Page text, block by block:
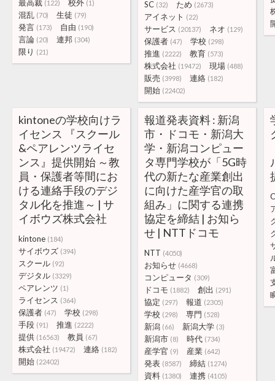
最高裁 (122) 校外 (1)
混乱 (70) 生徒 (79)
発言 (173) 自由 (190)
言論 (20) 連邦 (304)
限り (21)
SC (32) ため (2673)
アイネット (22)
サービス (20137) ネオ (129)
保護者 (47) 学校 (298)
推進 (2222) 教育 (573)
株式会社 (19472) 現場 (488)
販売 (3998) 連絡 (182)
開始 (22402)
kintoneの学校向けラ
イセンス 『スクール
&ペアレンツライセ
ンス』提供開始 ～教
員・保護者等間にお
ける連絡手段のデジ
タル化を推進～ | サ
イボウズ株式会社
kintone (184)
サイボウズ (394)
スクール (92)
デジタル (3329)
ペアレンツ (1)
ライセンス (364)
保護者 (47) 学校 (298)
手段 (91) 推進 (2222)
提供 (16563) 教員 (67)
株式会社 (19472) 連絡 (182)
開始 (22402)
報道発表資料 : 新潟
市・ドコモ・新潟大
学・新潟コンピュー
タ専門学校が「5G時
代の新たな産業創出
に向けた産学官の取
組み」に関する連携
協定を締結 | お知ら
せ | NTTドコモ
NTT (4050)
お知らせ (4668)
コンピュータ (309)
ドコモ (1882) 創出 (291)
協定 (297) 報道 (2305)
学校 (298) 専門 (528)
新潟 (66) 新潟大学 (3)
新潟市 (8) 時代 (734)
産学官 (9) 産業 (642)
発表 (8587) 締結 (1274)
資料 (1380) 連携 (4105)